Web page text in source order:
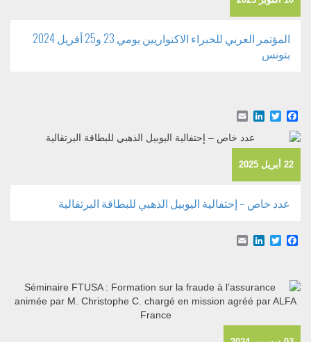
المؤتمر العربي للخبراء الاكتواريين يومي 23 و25 أفريل 2024
بتونس
Facebook
Twitter
LinkedIn
Email
عدد خاص – إحتفالية اليوبيل الذهبي للبطاقة البرتقالية
Facebook
Twitter
LinkedIn
Email